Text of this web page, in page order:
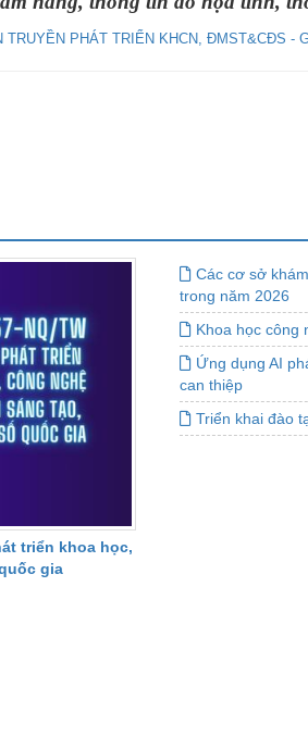
vụ Y
đơn vị trực thuộc
MÁY Bảo hiểm Y tế
Phòng bệnh
Tài chính kế toán
Trang thiết bị y tế
Tổ chức cán bộ
Giám định
TRUYỀN PHÁT TRIỂN KHCN, ĐMST&CĐS -
triển khoa học,
gia
Các cơ sở
trong năm 2026
Khoa học công
Ứng dụng AI
can thiệp
Triển khai đào